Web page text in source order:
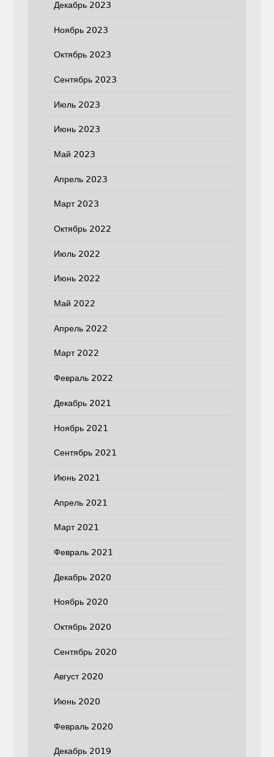
Декабрь 2023
Ноябрь 2023
Октябрь 2023
Сентябрь 2023
Июль 2023
Июнь 2023
Май 2023
Апрель 2023
Март 2023
Октябрь 2022
Июль 2022
Июнь 2022
Май 2022
Апрель 2022
Март 2022
Февраль 2022
Декабрь 2021
Ноябрь 2021
Сентябрь 2021
Июнь 2021
Апрель 2021
Март 2021
Февраль 2021
Декабрь 2020
Ноябрь 2020
Октябрь 2020
Сентябрь 2020
Август 2020
Июнь 2020
Февраль 2020
Декабрь 2019